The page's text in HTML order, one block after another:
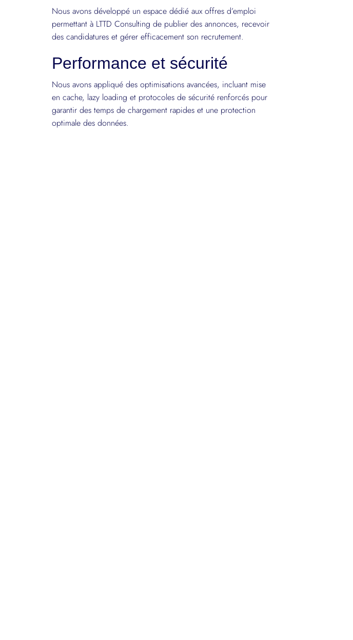
Nous avons développé un espace dédié aux offres d’emploi
permettant à LTTD Consulting de publier des annonces, recevoir
des candidatures et gérer efficacement son recrutement.
Performance et sécurité
Nous avons appliqué des optimisations avancées, incluant mise
en cache, lazy loading et protocoles de sécurité renforcés pour
garantir des temps de chargement rapides et une protection
optimale des données.